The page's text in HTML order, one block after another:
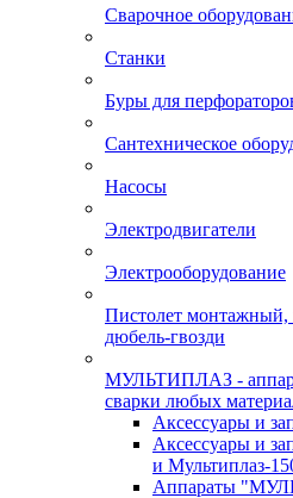
Сварочное
Станки
Буры для
Сантехническое
Насосы
Электродвигатели
Электрооборудование
Пистолет
дюбель-гвозди
МУЛЬТИПЛАЗ -
сварки любых
Аксессуары и
Аксессуары и
и Мультиплаз-
Аппараты